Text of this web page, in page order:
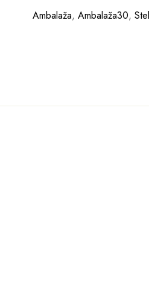
Ambalaža, Ambalaža30,